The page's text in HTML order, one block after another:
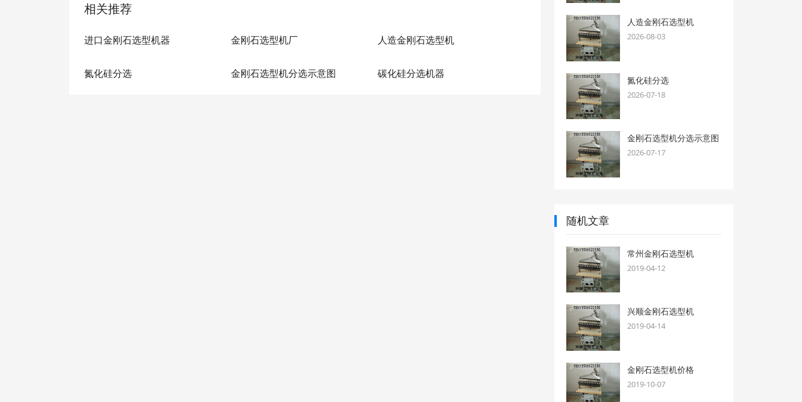
相关推荐
进口金刚石选型机器 金刚石选型机厂 人造金刚石选型机
氮化硅分选 金刚石选型机分选示意图 碳化硅分选机器
人造金刚石选型机
2026-08-03
氮化硅分选
2026-07-18
金刚石选型机分选示意图
2026-07-17
随机文章
常州金刚石选型机
2019-04-12
兴顺金刚石选型机
2019-04-14
金刚石选型机价格
2019-10-07